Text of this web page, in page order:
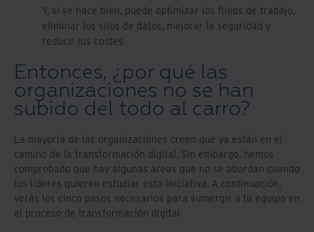
Y, si se hace bien, puede optimizar los flujos de trabajo,
eliminar los silos de datos, mejorar la seguridad y
reducir los costes
Entonces, ¿por qué las
organizaciones no se han
subido del todo al carro?
La mayoría de las organizaciones creen que ya están en el
camino de la transformación digital. Sin embargo, hemos
comprobado que hay algunas áreas que no se abordan cuando
los líderes quieren estudiar esta iniciativa. A continuación,
verás los cinco pasos necesarios para sumergir a tu equipo en
el proceso de transformación digital.